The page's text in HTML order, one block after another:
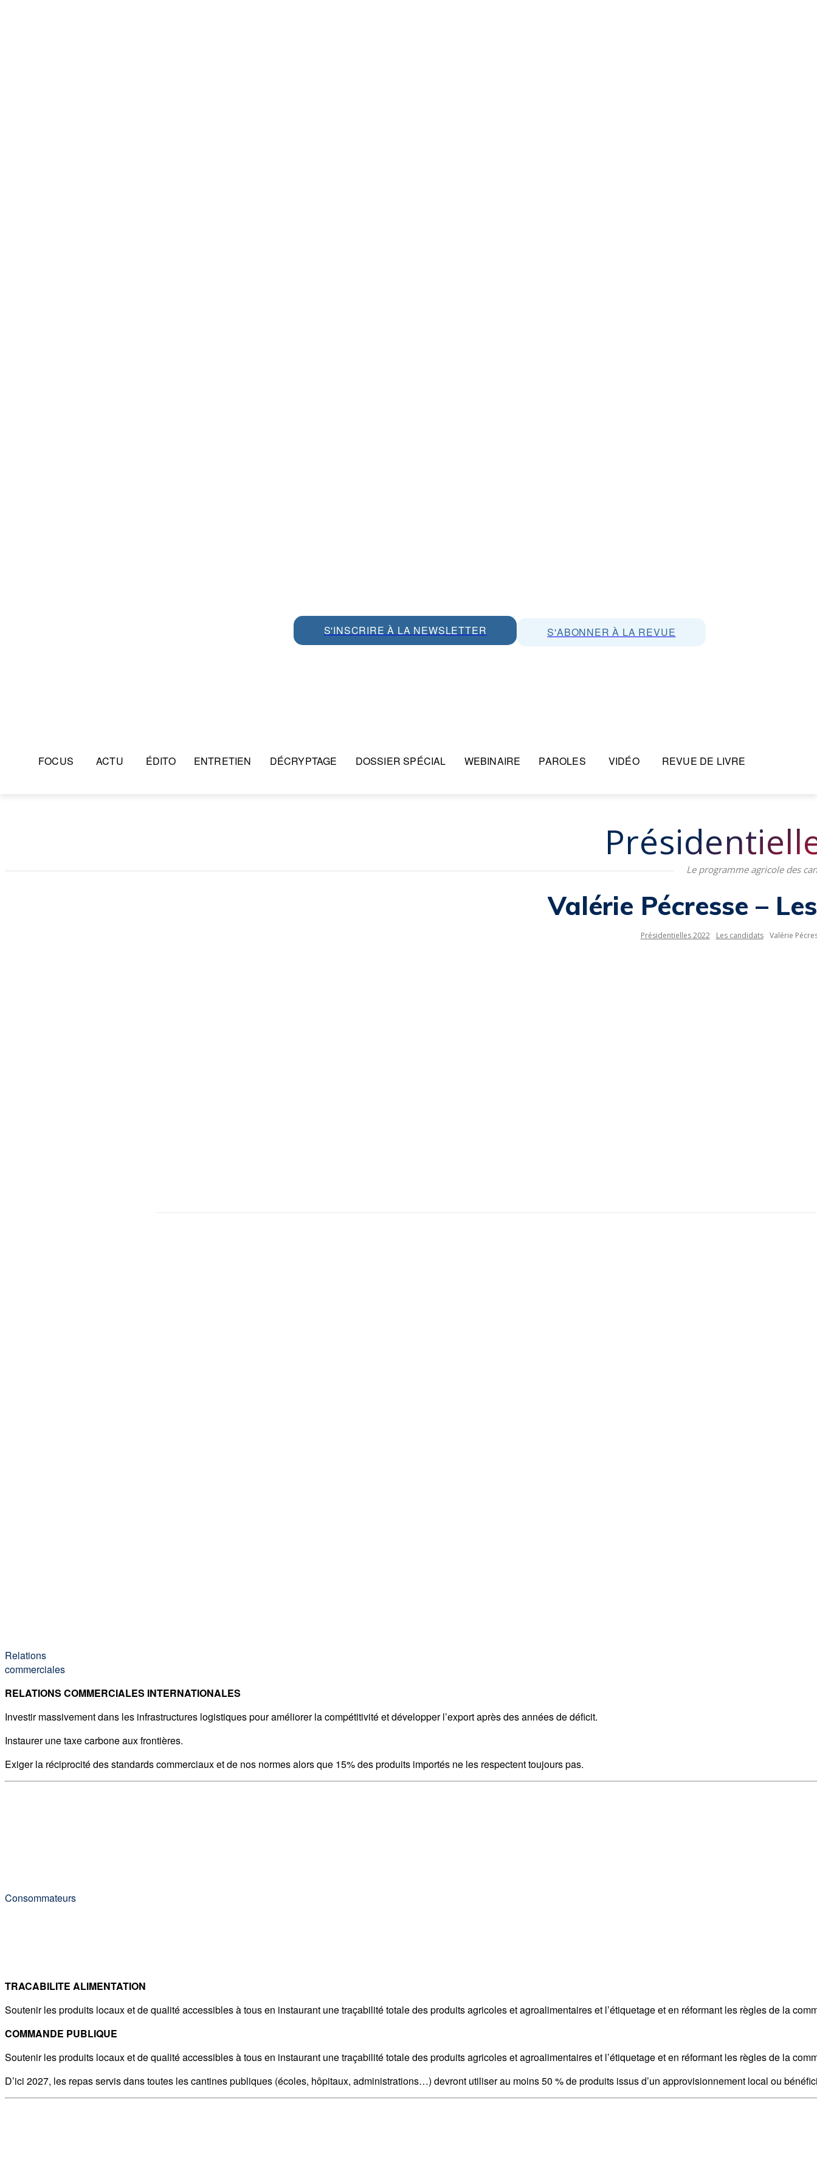
S'INSCRIRE À LA NEWSLETTER S'ABONNER À LA REVUE
FOCUS ACTU ÉDITO ENTRETIEN DÉCRYPTAGE DOSSIER SPÉCIAL WEBINAIRE PAROLES VIDÉO REVUE DE LIVRE
Le programme agricole des
Valérie Pécresse –
Présidentielles 2022 Les candidats Valérie
Relations
commerciales
RELATIONS COMMERCIALES INTERNATIONALES
Investir massivement dans les infrastructures logistiques pour améliorer la compétitivité et développer l’export après des années de déficit.
Instaurer une taxe carbone aux frontières.
Exiger la réciprocité des standards commerciaux et de nos normes alors que 15% des produits importés ne les respectent toujours pas.
Consommateurs
TRACABILITE ALIMENTATION
Soutenir les produits locaux et de qualité accessibles à tous en instaurant une traçabilité totale des produits agricoles et agroalimentaires et l’étiquetage et en réformant les règles de la
COMMANDE PUBLIQUE
Soutenir les produits locaux et de qualité accessibles à tous en instaurant une traçabilité totale des produits agricoles et agroalimentaires et l’étiquetage et en réformant les règles de la
D’ici 2027, les repas servis dans toutes les cantines publiques (écoles, hôpitaux, administrations…) devront utiliser au moins 50 % de produits issus d’un approvisionnement local ou